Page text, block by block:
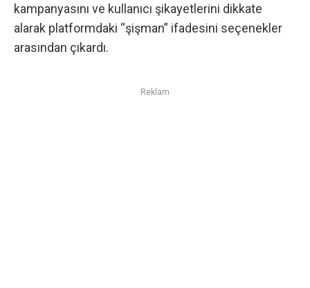
kampanyasını ve kullanıcı şikayetlerini dikkate
alarak platformdaki “şişman” ifadesini seçenekler
arasından çıkardı.
Reklam